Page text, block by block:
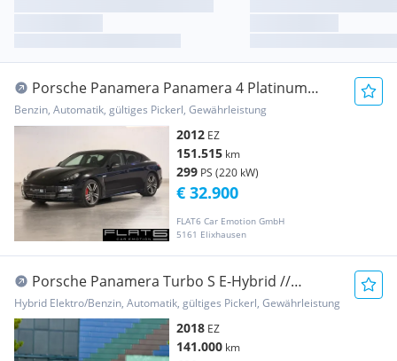
Porsche Panamera Panamera 4 Platinum
Edition SAGA,Luft
Benzin, Automatik, gültiges Pickerl, Gewährleistung
2012 EZ
151.515 km
299 PS (220 kW)
FLAT6 Car Emotion GmbH
5161 Elixhausen
€ 32.900
Porsche Panamera Turbo S E-Hybrid //
Panoramadach // BO...
Hybrid Elektro/Benzin, Automatik, gültiges Pickerl, Gewährleistung
2018 EZ
141.000 km